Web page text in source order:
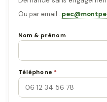
Ou par email :
Nom & prénom
Téléphone *